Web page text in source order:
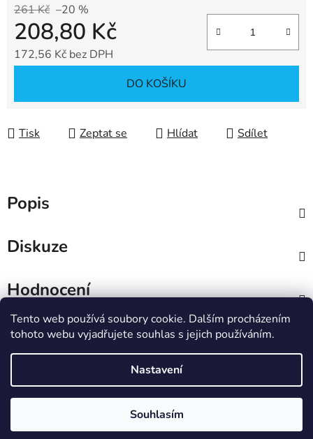
Tento web používá soubory cookie. Dalším procházením
tohoto webu vyjadřujete souhlas s jejich používáním.
Nastavení
Souhlasím
261 Kč –20 %
208,80 Kč
172,56 Kč bez DPH
DO KOŠÍKU
Tisk Zeptat se Hlídat Sdílet
Popis
Diskuze
Hodnocení
IT e-shop
Vytvořil Shoptet
PCL Štětí s.r.o.
vyhrazena.